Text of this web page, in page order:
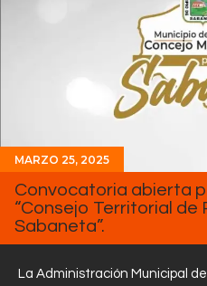
Streaming
Descarga La
Programas
Equipo
Sobre Nosotros
Contactos
MARZO 25, 2025
Convocatoria abierta
“Consejo Territorial de
Sabaneta”.
La Administración Municipal